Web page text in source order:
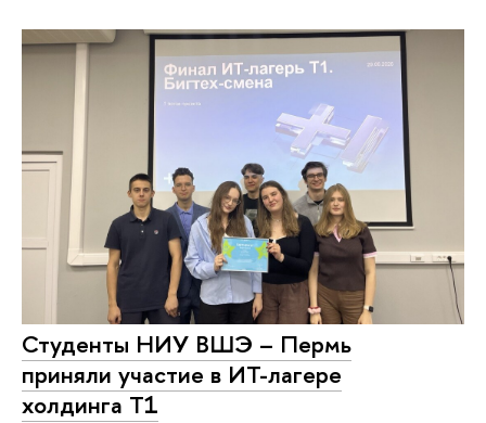
Студенты НИУ ВШЭ – Пермь
приняли участие в ИТ-лагере
холдинга Т1